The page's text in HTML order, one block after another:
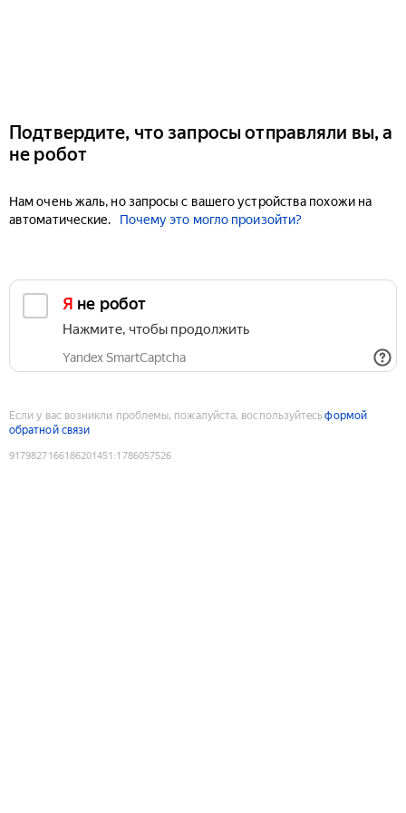
Подтвердите, что запросы отправляли вы, а
не робот
Нам очень жаль, но запросы с вашего устройства похожи на
автоматические.
Почему это могло произойти?
Я не робот
Нажмите, чтобы продолжить
Yandex SmartCaptcha
Если у вас возникли проблемы, пожалуйста, воспользуйтесьформой
обратной связи
9179827166186201451 :1786057526